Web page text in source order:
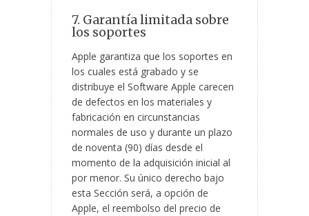
7. Garantía limitada sobre
los soportes
Apple garantiza que los soportes en
los cuales está grabado y se
distribuye el Software Apple carecen
de defectos en los materiales y
fabricación en circunstancias
normales de uso y durante un plazo
de noventa (90) días desde el
momento de la adquisición inicial al
por menor. Su único derecho bajo
esta Sección será, a opción de
Apple, el reembolso del precio de